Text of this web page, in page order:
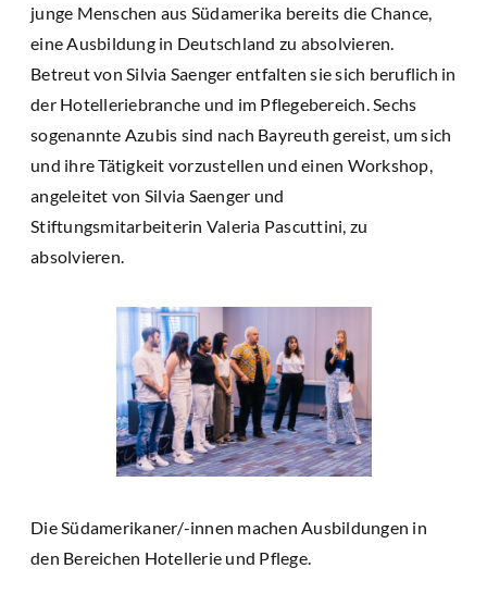
junge Menschen aus Südamerika bereits die Chance,
eine Ausbildung in Deutschland zu absolvieren.
Betreut von Silvia Saenger entfalten sie sich beruflich in
der Hotelleriebranche und im Pflegebereich. Sechs
sogenannte Azubis sind nach Bayreuth gereist, um sich
und ihre Tätigkeit vorzustellen und einen Workshop,
angeleitet von Silvia Saenger und
Stiftungsmitarbeiterin Valeria Pascuttini, zu
absolvieren.
Die Südamerikaner/-innen machen Ausbildungen in
den Bereichen Hotellerie und Pflege.